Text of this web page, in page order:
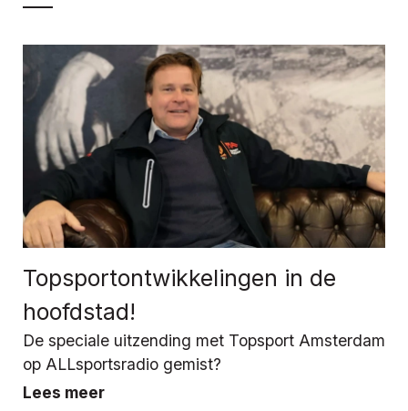
Topsportontwikkelingen in de
hoofdstad!
De speciale uitzending met Topsport Amsterdam
op ALLsportsradio gemist?
Lees meer